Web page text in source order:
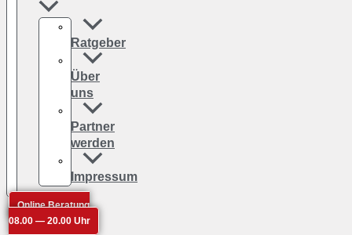
Ratgeber
Über
uns
Partner
werden
Impressum
Online Beratung
08.00 — 20.00 Uhr